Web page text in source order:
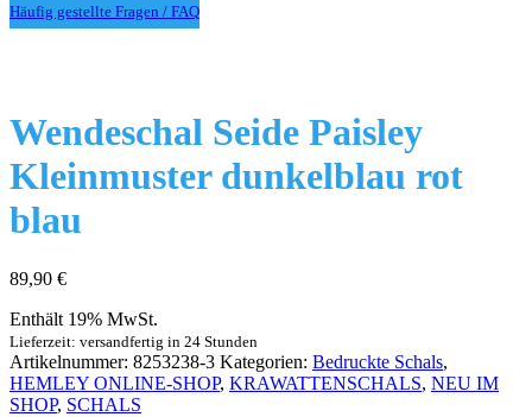
Häufig gestellte Fragen / FAQ
Wendeschal Seide Paisley
Kleinmuster dunkelblau rot
blau
89,90 €
Enthält 19% MwSt.
Lieferzeit: versandfertig in 24 Stunden
Artikelnummer: 8253238-3 Kategorien: Bedruckte Schals,
HEMLEY ONLINE-SHOP, KRAWATTENSCHALS, NEU IM
SHOP, SCHALS